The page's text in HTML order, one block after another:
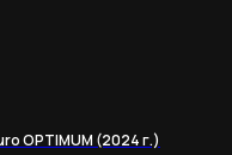
OPTIMUM (2024 г.)